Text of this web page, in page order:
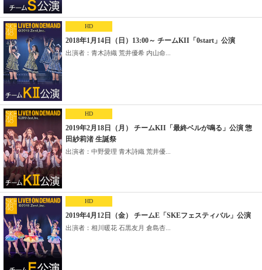
HD
2018年1月14日（日）13:00～ チームKII「0start」公演
出演者：青木詩織 荒井優希 内山命...
HD
2019年2月18日（月） チームKII「最終ベルが鳴る」公演 惣
田紗莉渚 生誕祭
出演者：中野愛理 青木詩織 荒井優...
HD
2019年4月12日（金） チームE「SKEフェスティバル」公演
出演者：相川暖花 石黒友月 倉島杏...